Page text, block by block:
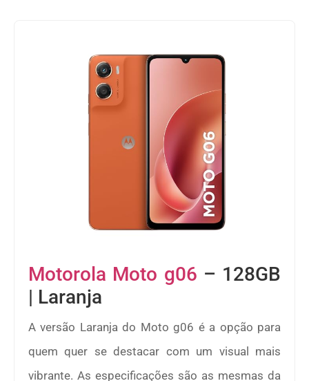
Motorola Moto g06 – 128GB
| Laranja
A versão Laranja do Moto g06 é a opção para
quem quer se destacar com um visual mais
vibrante. As especificações são as mesmas da